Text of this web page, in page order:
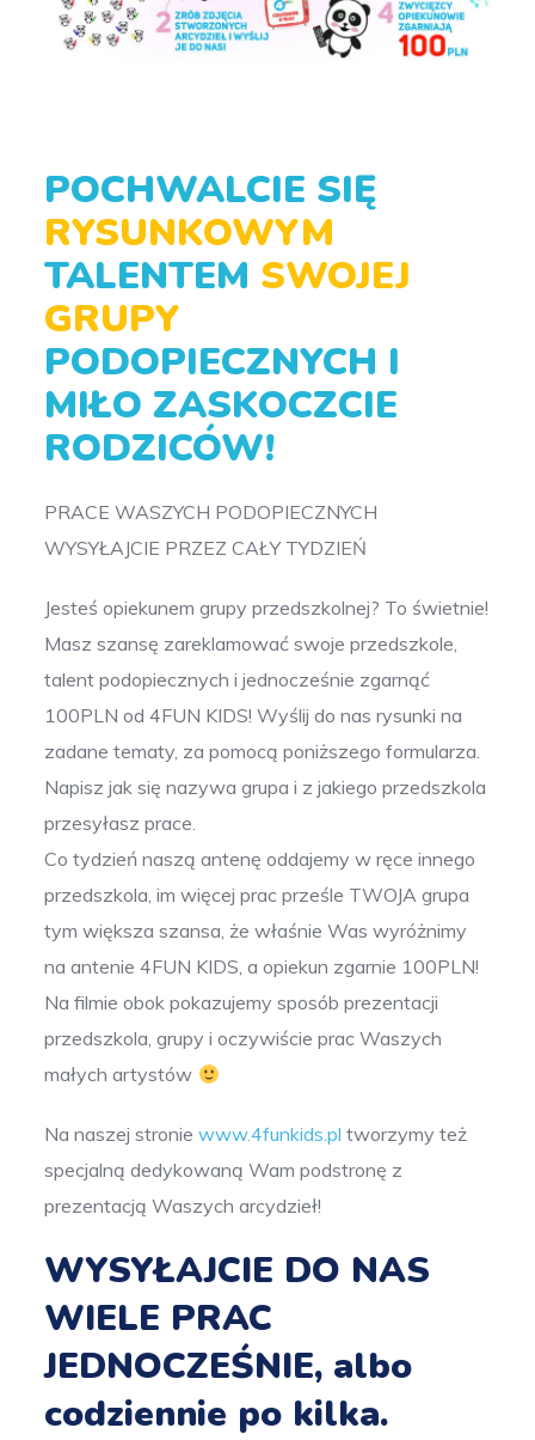
POCHWALCIE SIĘ
RYSUNKOWYM
TALENTEM SWOJEJ
GRUPY
PODOPIECZNYCH I
MIŁO ZASKOCZCIE
RODZICÓW!
PRACE WASZYCH PODOPIECZNYCH
WYSYŁAJCIE PRZEZ CAŁY TYDZIEŃ
Jesteś opiekunem grupy przedszkolnej? To świetnie!
Masz szansę zareklamować swoje przedszkole,
talent podopiecznych i jednocześnie zgarnąć
100PLN od 4FUN KIDS! Wyślij do nas rysunki na
zadane tematy, za pomocą poniższego formularza.
Napisz jak się nazywa grupa i z jakiego przedszkola
przesyłasz prace.
Co tydzień naszą antenę oddajemy w ręce innego
przedszkola, im więcej prac prześle TWOJA grupa
tym większa szansa, że właśnie Was wyróżnimy
na antenie 4FUN KIDS, a opiekun zgarnie 100PLN!
Na filmie obok pokazujemy sposób prezentacji
przedszkola, grupy i oczywiście prac Waszych
małych artystów
Na naszej stroniewww.4funkids.pl tworzymy też
specjalną dedykowaną Wam podstronę z
prezentacją Waszych arcydzieł!
WYSYŁAJCIE DO NAS
WIELE PRAC
JEDNOCZEŚNIE, albo
codziennie po kilka.